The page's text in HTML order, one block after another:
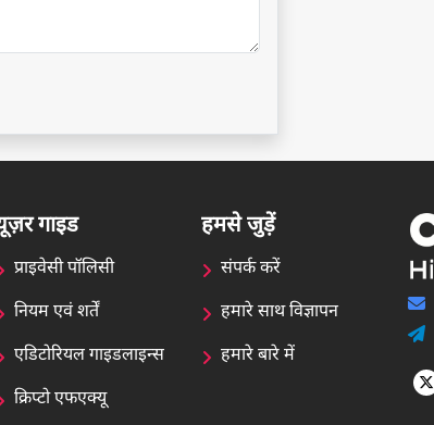
गाइड
प्राइवेसी पॉलिसी
नियम एवं शर्तें
एडिटोरियल गाइडलाइन्स
क्रिप्टो एफएक्यू
हमसे जुड़ें
संपर्क करें
हमारे साथ विज्ञापन
हमारे बारे में